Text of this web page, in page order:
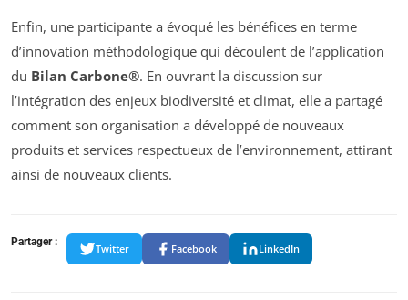
Enfin, une participante a évoqué les bénéfices en terme
d’innovation méthodologique qui découlent de l’application
du Bilan Carbone®. En ouvrant la discussion sur
l’intégration des enjeux biodiversité et climat, elle a partagé
comment son organisation a développé de nouveaux
produits et services respectueux de l’environnement, attirant
ainsi de nouveaux clients.
Partager :
Twitter Facebook LinkedIn